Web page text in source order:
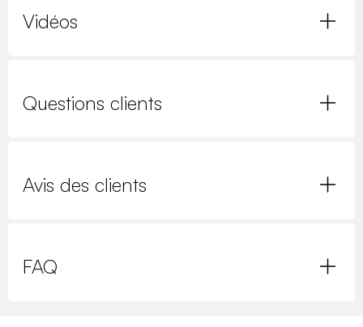
Vidéos
Questions clients
Avis des clients
FAQ